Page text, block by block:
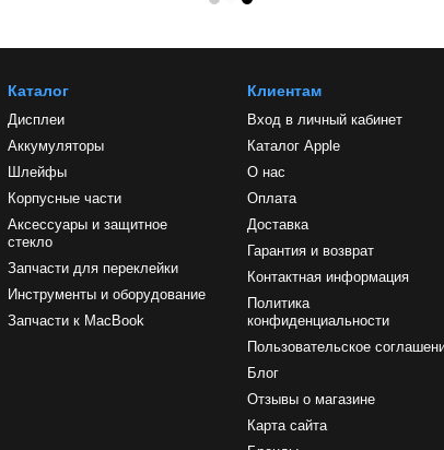
Каталог
Дисплеи
Аккумуляторы
Шлейфы
Корпусные части
Аксессуары и защитное
стекло
Запчасти для переклейки
Инструменты и оборудование
Запчасти к MacBook
Клиентам
Вход в личный кабинет
Каталог Apple
О нас
Оплата
Доставка
Гарантия и возврат
Контактная информация
Политика
конфиденциальности
Пользовательское
Блог
Отзывы о магазине
Карта сайта